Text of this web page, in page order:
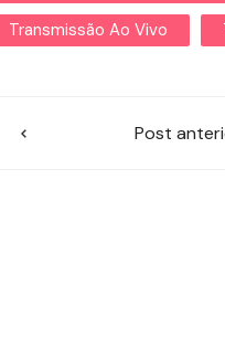
Transmissão Ao Vivo
NavegaçãoPost